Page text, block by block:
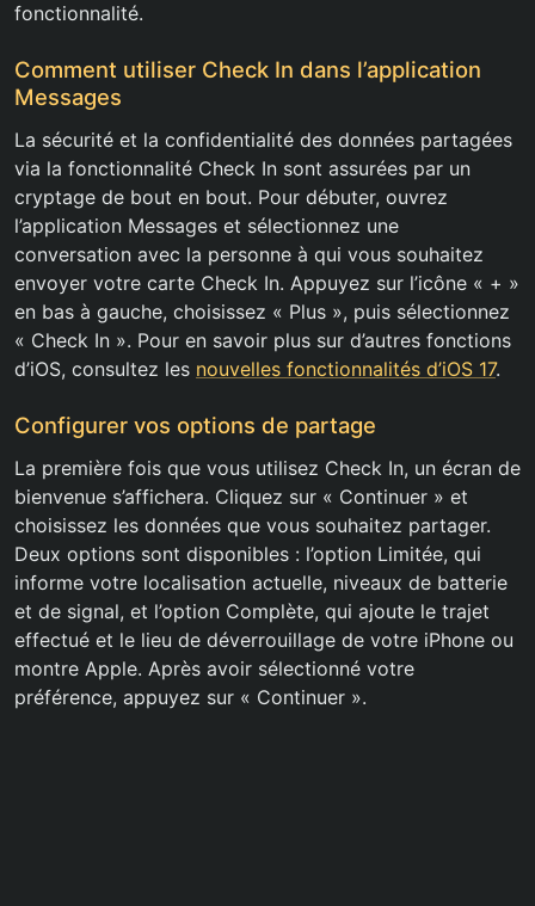
fonctionnalité.
Comment utiliser Check In dans l’application
Messages
La sécurité et la confidentialité des données partagées
via la fonctionnalité Check In sont assurées par un
cryptage de bout en bout. Pour débuter, ouvrez
l’application Messages et sélectionnez une
conversation avec la personne à qui vous souhaitez
envoyer votre carte Check In. Appuyez sur l’icône « + »
en bas à gauche, choisissez « Plus », puis sélectionnez
« Check In ». Pour en savoir plus sur d’autres fonctions
d’iOS, consultez les nouvelles fonctionnalités d’iOS 17.
Configurer vos options de partage
La première fois que vous utilisez Check In, un écran de
bienvenue s’affichera. Cliquez sur « Continuer » et
choisissez les données que vous souhaitez partager.
Deux options sont disponibles : l’option Limitée, qui
informe votre localisation actuelle, niveaux de batterie
et de signal, et l’option Complète, qui ajoute le trajet
effectué et le lieu de déverrouillage de votre iPhone ou
montre Apple. Après avoir sélectionné votre
préférence, appuyez sur « Continuer ».